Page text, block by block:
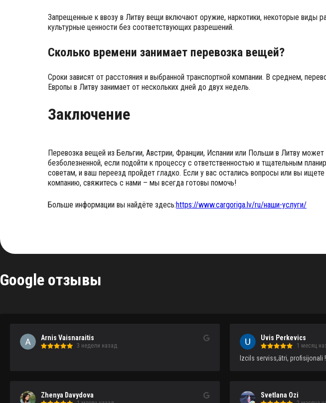
Запрещенные к ввозу в Литву вещи включают оружие, наркотики, некоторые виды
культурные ценности без соответствующих разрешений.
Сколько времени занимает перевозка вещей?
Сроки зависят от расстояния и выбранной транспортной компании. В среднем,
Европы в Литву занимает от нескольких дней до двух недель.
Заключение
Перевозка вещей из Бельгии, Австрии, Франции, Испании или Польши в Литву может
безболезненной, если подойти к процессу с ответственностью и тщательным
советам, и ваш переезд пройдет гладко. Если у вас остались вопросы или вы
компанию, свяжитесь с нами – мы всегда готовы помочь!
Больше информации вы найдёте здесь:https://www.cargoriga.lv/ru/наши-услуги/
Google отзывы
Arnis Vaisnaraitis
3 недели назад
Uvis Perkevics
1 месяц
Izcils serviss,ātri, profisijonali
Zhenya Davydova Svetlana Ozi